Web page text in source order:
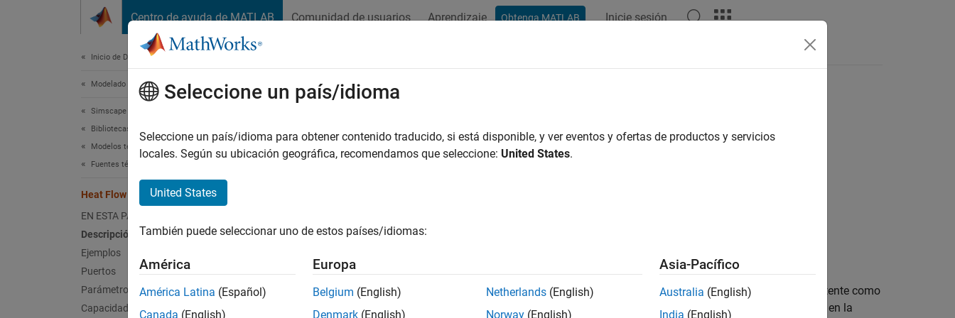
Centro de ayuda de MATLAB Comunidad de usuarios Aprendizaje Obtenga MATLAB Inicie sesión
Inicio de Documentación
Modelado físico
Simscape
Bibliotecas de bloques Foundation
Modelos térmicos
Fuentes térmicas
Heat Flow Rate Source
EN ESTA PÁGINA
Descripción
Ejemplos
Puertos
Parámetros
Capacidades ampliadas
Respuestas
Heat Flow Rate Source
Fuente constante de energía térmica, caracterizada por flujo de calor
Descripción
El bloqueHeat Flow Rate Source
representa una fuente ideal de energía térmica que es lo suficientemente potente como
para mantener el flujo de calor especificado en su salida independientemente de la diferencia de temperatura en la
Seleccione un país/idioma
Seleccione un país/idioma para obtener contenido traducido, si está disponible, y ver eventos y ofertas de productos y servicios
locales. Según su ubicación geográfica, recomendamos que seleccione: United States.
United States
También puede seleccionar uno de estos países/idiomas:
América
América Latina (Español)
Canada (English)
Europa
Belgium (English)
Denmark (English)
Netherlands (English)
Norway (English)
Asia-Pacífico
Australia (English)
India (English)